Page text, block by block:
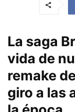
La saga
vida de
remake
giro a las